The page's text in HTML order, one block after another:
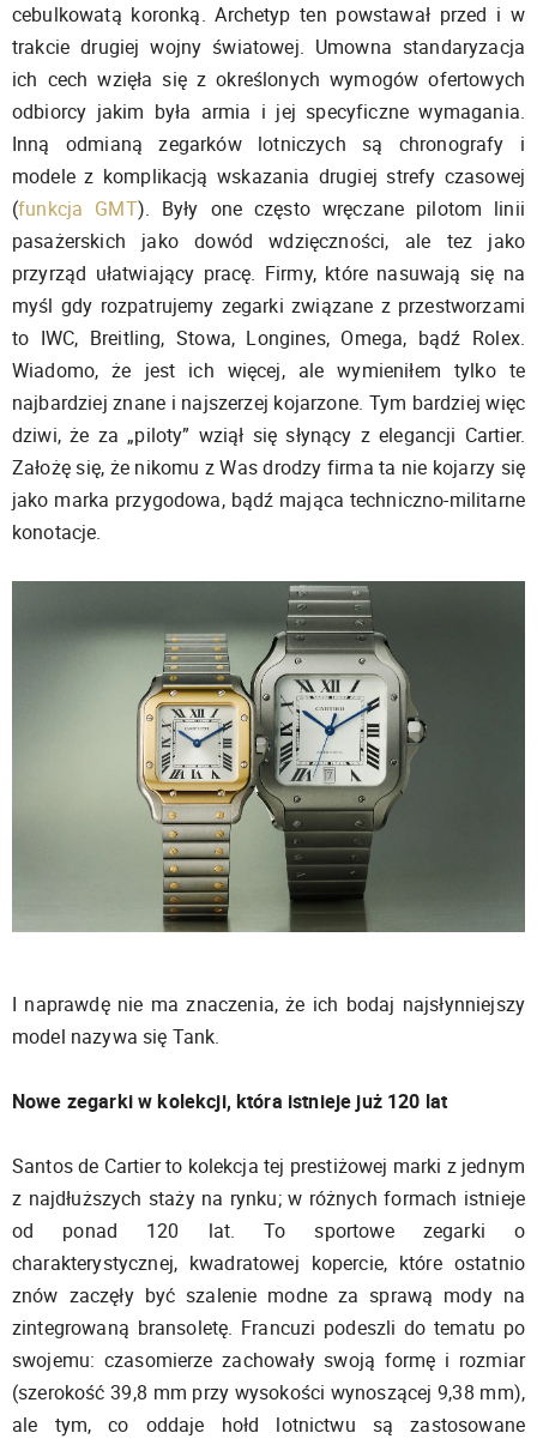
cebulkowatą koronką. Archetyp ten powstawał przed i w
trakcie drugiej wojny światowej. Umowna standaryzacja
ich cech wzięła się z określonych wymogów ofertowych
odbiorcy jakim była armia i jej specyficzne wymagania.
Inną odmianą zegarków lotniczych są chronografy i
modele z komplikacją wskazania drugiej strefy czasowej
(funkcja GMT). Były one często wręczane pilotom linii
pasażerskich jako dowód wdzięczności, ale tez jako
przyrząd ułatwiający pracę. Firmy, które nasuwają się na
myśl gdy rozpatrujemy zegarki związane z przestworzami
to IWC, Breitling, Stowa, Longines, Omega, bądź Rolex.
Wiadomo, że jest ich więcej, ale wymieniłem tylko te
najbardziej znane i najszerzej kojarzone. Tym bardziej więc
dziwi, że za „piloty” wziął się słynący z elegancji Cartier.
Założę się, że nikomu z Was drodzy firma ta nie kojarzy się
jako marka przygodowa, bądź mająca techniczno-militarne
konotacje.
I naprawdę nie ma znaczenia, że ich bodaj najsłynniejszy
model nazywa się Tank.
Nowe zegarki w kolekcji, która istnieje już 120 lat
Santos de Cartier to kolekcja tej prestiżowej marki z jednym
z najdłuższych staży na rynku; w różnych formach istnieje
od ponad 120 lat. To sportowe zegarki o
charakterystycznej, kwadratowej kopercie, które ostatnio
znów zaczęły być szalenie modne za sprawą mody na
zintegrowaną bransoletę. Francuzi podeszli do tematu po
swojemu: czasomierze zachowały swoją formę i rozmiar
(szerokość 39,8 mm przy wysokości wynoszącej 9,38 mm),
ale tym, co oddaje hołd lotnictwu są zastosowane